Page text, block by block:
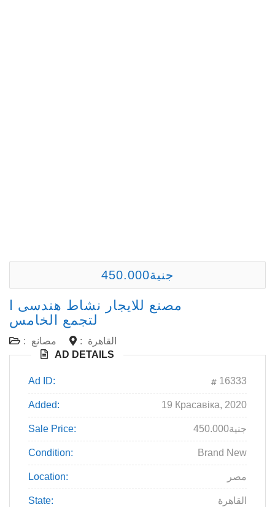
450.000جنية
مصنع للايجار نشاط هندسى ا
لتجمع الخامس
: مصانع :
القاهرة
AD DETAILS
Ad ID: 16333
Added: 19 Красавіка, 2020
Sale Price: 450.000جنية
Condition: Brand New
Location: مصر
State: القاهرة